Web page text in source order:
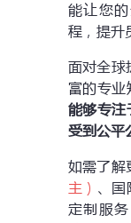
能让您
程，提升
面对全
富的专业
能够专注
受到公平
如需了解
主） 、国
定制服